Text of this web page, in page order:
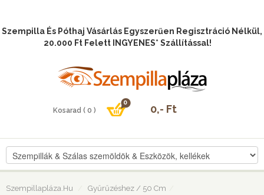
Szempilla És Póthaj Vásárlás Egyszerűen Regisztráció Nélkül,
20.000 Ft Felett INGYENES* Szállítással!
Szempillapláza.hu
Gyűrűzéshez / 50 Cm